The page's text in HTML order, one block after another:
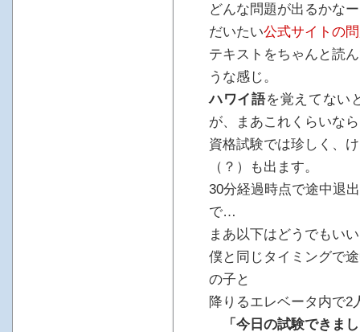
どんな問題が出るかな
だいたい公式サイトの
テキストをちゃんと読
うな感じ。
ハワイ語を覚えてない
が、まあこれくらいな
資格試験では珍しく、
（？）も出ます。
30分経過時点で途中退
で…
まあ以下はどうでもい
僕と同じタイミングで
の子と
降りるエレベータ内で2
「今日の試験できま